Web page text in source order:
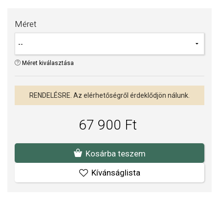
A SOFIA a THOMAS SABO hivatalos forgalmazója. Biztos lehet
Méret
Méret kiválasztása
RENDELÉSRE. Az elérhetőségről érdeklődjön nálunk.
67 900 Ft
Kosárba teszem
Kívánságlista